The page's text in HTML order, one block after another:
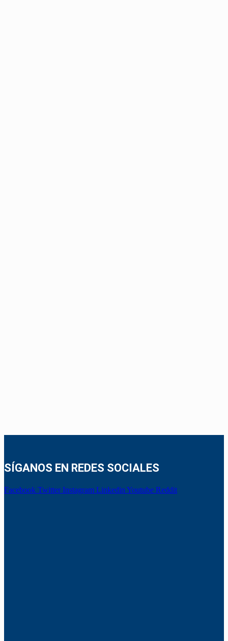
SÍGANOS EN REDES SOCIALES
Facebook Twitter Instagram Linkedin Youtube Reddit